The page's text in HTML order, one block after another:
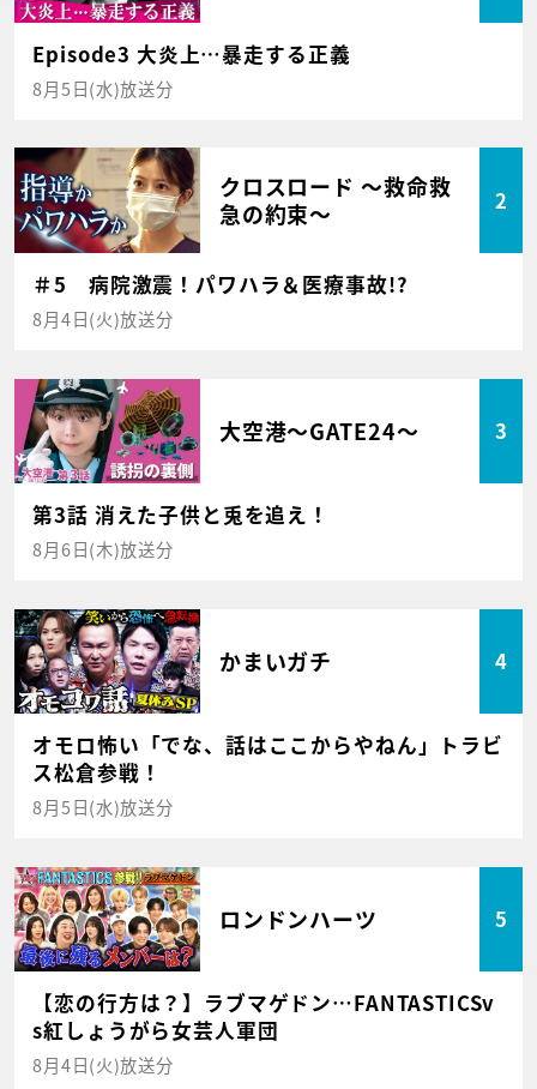
Episode3 大炎上…暴走する正義
8月5日(水)放送分
クロスロード ～救命救
急の約束～
2
＃5 病院激震！パワハラ＆医療事故!?
8月4日(火)放送分
大空港～GATE24～ 3
第3話 消えた子供と兎を追え！
8月6日(木)放送分
かまいガチ 4
オモロ怖い「でな、話はここからやねん」トラビ
ス松倉参戦！
8月5日(水)放送分
ロンドンハーツ 5
【恋の行方は？】ラブマゲドン…FANTASTICSv
s紅しょうがら女芸人軍団
8月4日(火)放送分